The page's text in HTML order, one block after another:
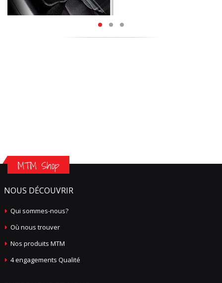
MTM Shop
NOUS DÉCOUVRIR
Qui sommes-nous?
Où nous trouver
Nos produits MTM
4 engagements Qualité